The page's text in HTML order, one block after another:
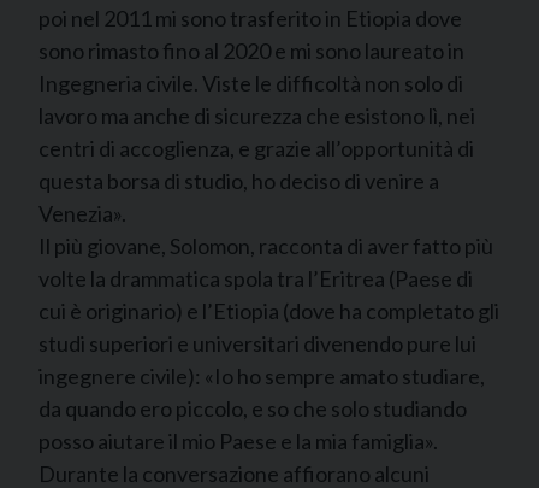
poi nel 2011 mi sono trasferito in Etiopia dove
sono rimasto fino al 2020 e mi sono laureato in
Ingegneria civile. Viste le difficoltà non solo di
lavoro ma anche di sicurezza che esistono lì, nei
centri di accoglienza, e grazie all’opportunità di
questa borsa di studio, ho deciso di venire a
Venezia».
Il più giovane, Solomon, racconta di aver fatto più
volte la drammatica spola tra l’Eritrea (Paese di
cui è originario) e l’Etiopia (dove ha completato gli
studi superiori e universitari divenendo pure lui
ingegnere civile): «Io ho sempre amato studiare,
da quando ero piccolo, e so che solo studiando
posso aiutare il mio Paese e la mia famiglia».
Durante la conversazione affiorano alcuni